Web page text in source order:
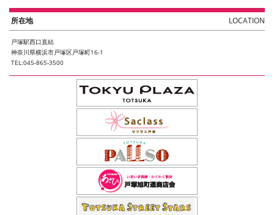
所在地 LOCATION
戸塚駅西口直結
神奈川県横浜市戸塚区戸塚町16-1
TEL:045-865-3500